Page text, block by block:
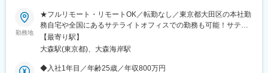
勤務地
★フルリモート・リモートOK／転勤なし／東京都大田区の本社勤
務自宅や全国にあるサテライトオフィスでの勤務も可能！サテラ
イトオフィスは駅から徒歩5分ほどの立地で好アクセス！好きな場
所を選んで、自由にテレワークもできます。居住はどこでもOK！
【最寄り駅】
大森駅(東京都)、大森海岸駅
◆入社1年目／年齢25歳／年収800万円